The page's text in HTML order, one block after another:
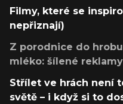
Filmy, které se
nepřiznají)
Z porodnice do
mléko: šílené
Střílet ve hrách není
světě – i když si to